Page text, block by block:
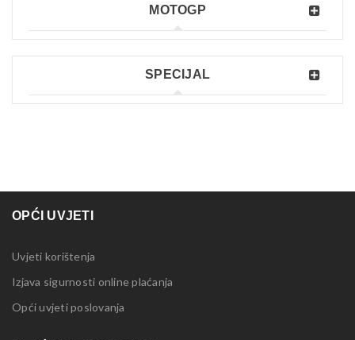
MOTOGP
SPECIJAL
OPĆI UVJETI
Uvjeti korištenja
Izjava sigurnosti online plaćanja
Opći uvjeti poslovanja